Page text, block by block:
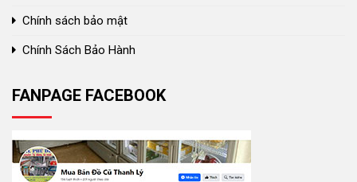
Chính sách bảo mật
Chính Sách Bảo Hành
FANPAGE FACEBOOK